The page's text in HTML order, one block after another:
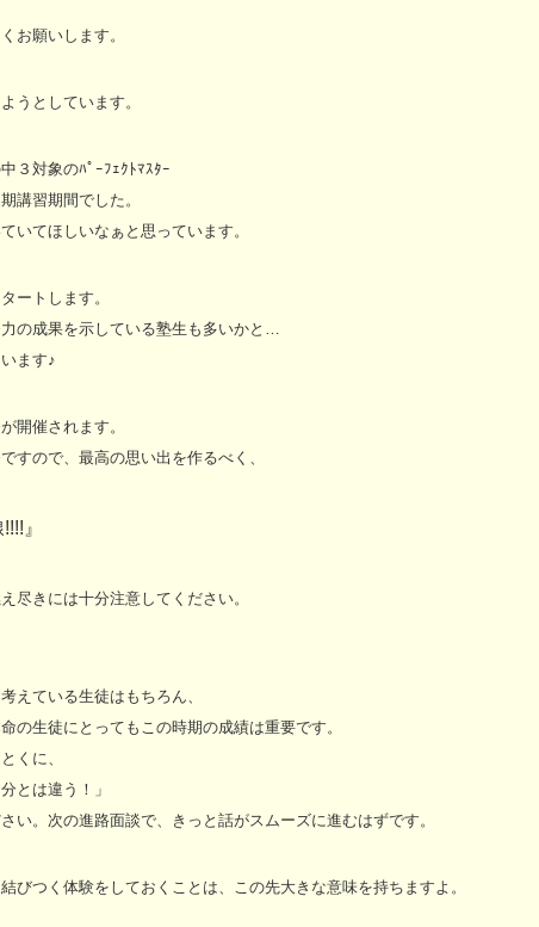
お願いします。
うとしています。
３対象のﾊﾟｰﾌｪｸﾄﾏｽﾀｰ
講習期間でした。
いてほしいなぁと思っています。
ートします。
の成果を示している塾生も多いかと…
ます♪
開催されます。
すので、最高の思い出を作るべく、
』
きには十分注意してください。
えている生徒はもちろん、
の生徒にとってもこの時期の成績は重要です。
くに、
は違う！」
い。次の進路面談で、きっと話がスムーズに進むはずです。
びつく体験をしておくことは、この先大きな意味を持ちますよ。